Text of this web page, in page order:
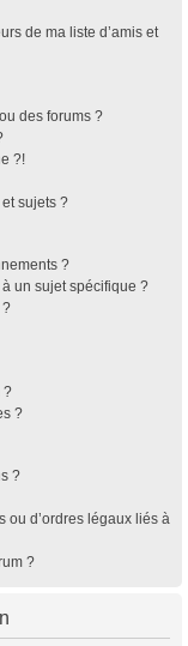
de ma liste d’amis et
des forums ?
?!
sujets ?
?
un sujet spécifique ?
?
?
?
?
ou d’ordres légaux liés à
?